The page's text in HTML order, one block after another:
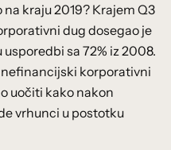
kraju 2019? Krajem Q3
dug dosegao je
sa 72% iz 2008.
nefinancijski korporativni
uočiti kako nakon
vrhunci u postotku